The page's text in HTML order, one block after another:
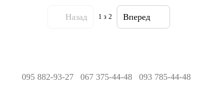
Назад 1 з 2 Вперед
095 882-93-27 067 375-44-48 093 785-44-48